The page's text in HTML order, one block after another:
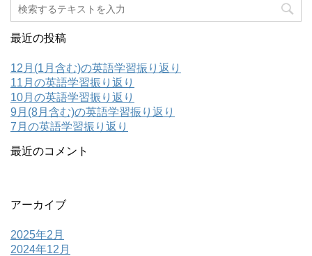
最近の投稿
12月(1月含む)の英語学習振り返り
11月の英語学習振り返り
10月の英語学習振り返り
9月(8月含む)の英語学習振り返り
7月の英語学習振り返り
最近のコメント
アーカイブ
2025年2月
2024年12月